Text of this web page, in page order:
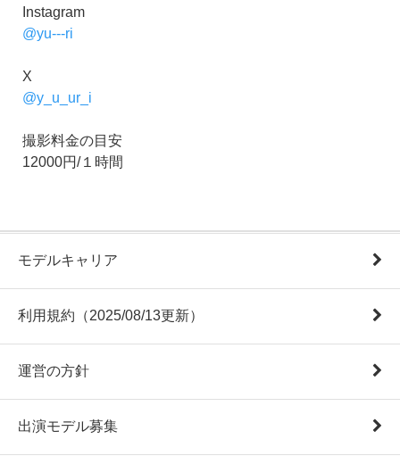
Instagram
@yu---ri
X
@y_u_ur_i
撮影料金の目安
12000円/１時間
モデルキャリア
利用規約（2025/08/13更新）
運営の方針
出演モデル募集